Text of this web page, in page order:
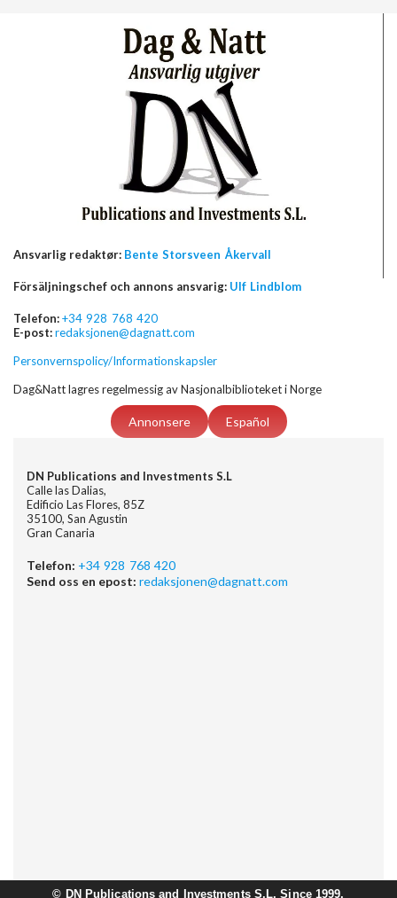
Ansvarlig redaktør: Bente Storsveen Åkervall
Försäljningschef och annons ansvarig: Ulf Lindblom
Telefon:+34 928 768 420
E-post:redaksjonen@dagnatt.com
Personvernspolicy/Informationskapsler
Dag&Natt lagres regelmessig av Nasjonalbiblioteket i Norge
Annonsere Español
DN Publications and Investments S.L
Calle las Dalias,
Edificio Las Flores, 85Z
35100, San Agustin
Gran Canaria
Telefon: +34 928 768 420
Send oss en epost: redaksjonen@dagnatt.com
© DN Publications and Investments S.L. Since 1999.